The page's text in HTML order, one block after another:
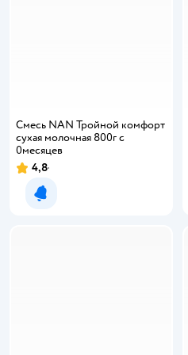
Смесь NAN Тройной комфорт
сухая молочная 800г с
0месяцев
Рейтинг:
4,8
Уведомить о появлении